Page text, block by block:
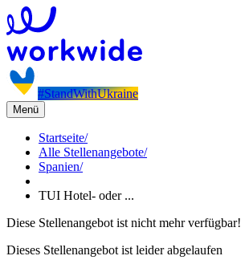
#StandWithUkraine
Menü
Startseite/
Alle Stellenangebote/
Spanien/
TUI Hotel- oder ...
Diese Stellenangebot ist nicht mehr verfügbar!
Dieses Stellenangebot ist leider abgelaufen